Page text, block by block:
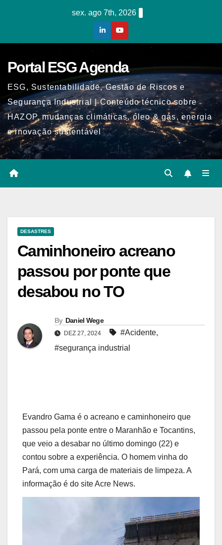
sex. ago 7th, 2026
Portal ESG Agenda
ESG, Sustentabilidade, Gestão de Riscos e
Segurança Industrial | Conteúdo técnico sobre
HAZOP, mudanças climáticas, óleo & gás, energia
e inovação sustentável
DESASTRES
Caminhoneiro acreano
passou por ponte que
desabou no TO
By Daniel Wege
DEZ 27, 2024 #Acidente,
#segurança industrial
Evandro Gama é o acreano e caminhoneiro que
passou pela ponte entre o Maranhão e Tocantins,
que veio a desabar no último domingo (22) e
contou sobre a experiência. O homem vinha do
Pará, com uma carga de materiais de limpeza. A
informação é do site Acre News.